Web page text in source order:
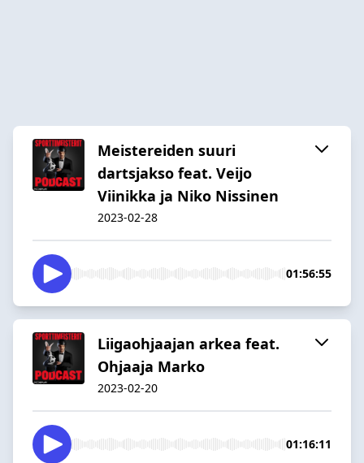
Meistereiden suuri
dartsjakso feat. Veijo
Viinikka ja Niko Nissinen
2023-02-28
01:56:55
Liigaohjaajan arkea feat.
Ohjaaja Marko
2023-02-20
01:16:11